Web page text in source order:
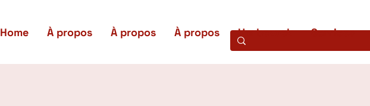
Home À propos À propos À propos Uw bezoek Services